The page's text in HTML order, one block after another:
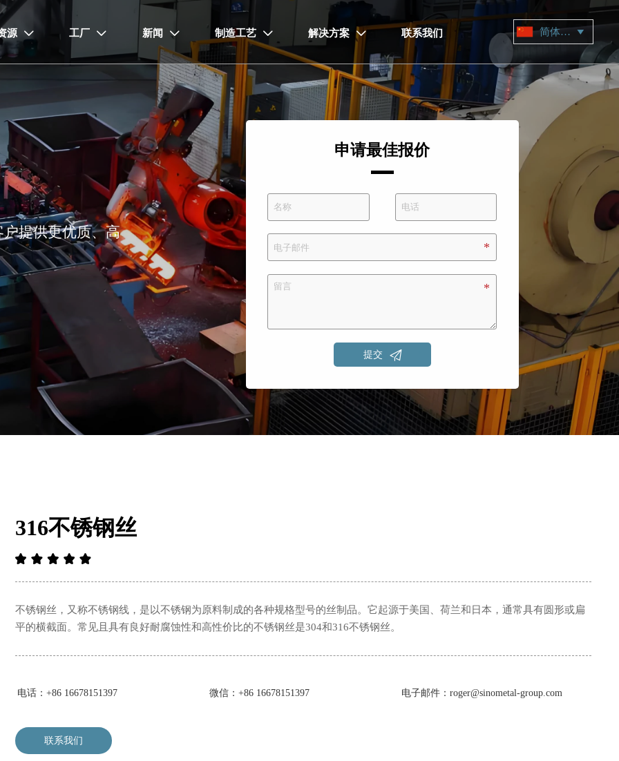
源  工厂  新闻  制造工艺  解决方案  联系我们 简体中文 
提供更优质、高
申请最佳报价
提交 
316不锈钢丝
不锈钢丝，又称不锈钢线，是以不锈钢为原料制成的各种规格型号的丝制品。它起源于美国、荷兰和日本，通常具有圆形或扁
平的横截面。常见且具有良好耐腐蚀性和高性价比的不锈钢丝是304和316不锈钢丝。
电话：+86 16678151397 微信：+86 16678151397 电子邮件：roger@sinometal-group.com
联系我们